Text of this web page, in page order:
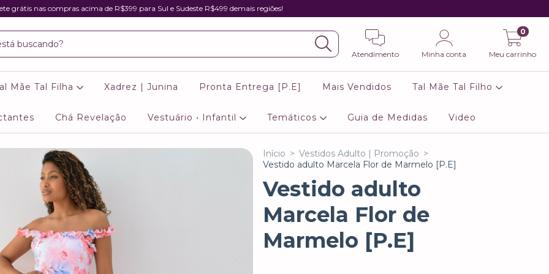
grátis nas compras acima de R$399 para Sul e Sudeste R$499 demais regiões!
Atendimento Minha conta Meu carrinho
0
Mãe Tal Filha Xadrez | Junina Pronta Entrega [P.E] Mais Vendidos Tal Mãe Tal Filho
Chá Revelação Vestuário • Infantil Temáticos Guia de Medidas Video
Início > Vestidos Adulto | Promoção >
Vestido adulto Marcela Flor de Marmelo [P.E]
Vestido adulto
Marcela Flor de
Marmelo [P.E]